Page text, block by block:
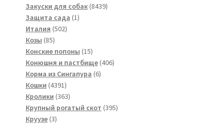
товаров
Закуски для собак 84398439
Защита сада 11
Италия 502502
Козы 8585
товаров
Конские попоны 1515
товаров
Конюшня и пастбище 406406
Корма из Сингапура 66
Кошки 43914391
товар
Кролики 363363
товара
Крупный рогатый скот 395395
Круузе 33